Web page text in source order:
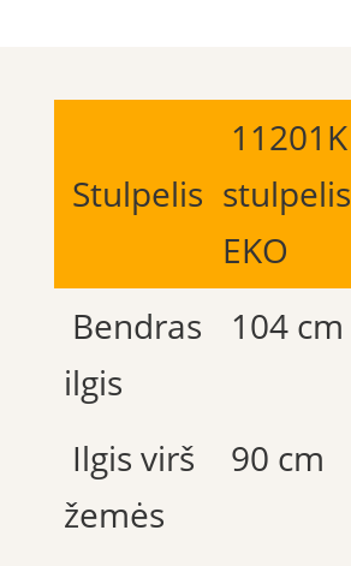
Stulpelis
11201K
stulpelis
EKO
Bendras
ilgis
104 cm
Ilgis virš
žemės
90 cm